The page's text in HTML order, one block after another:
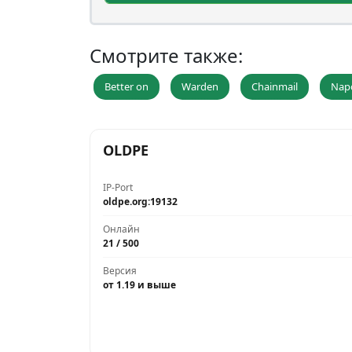
Смотрите также:
Better on Warden Chainmail
OLDPE
IP-Port
oldpe.org:19132
Онлайн
21 / 500
Версия
от 1.19 и выше